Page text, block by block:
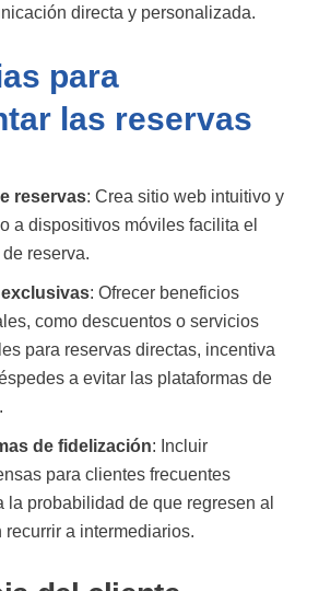
directa y personalizada.
para
las reservas
reservas: Crea sitio web intuitivo y
a dispositivos móviles facilita el
reserva.
: Ofrecer beneficios
como descuentos o servicios
para reservas directas, incentiva
a evitar las plataformas de
de fidelización: Incluir
para clientes frecuentes
la probabilidad de que regresen al
recurrir a intermediarios.